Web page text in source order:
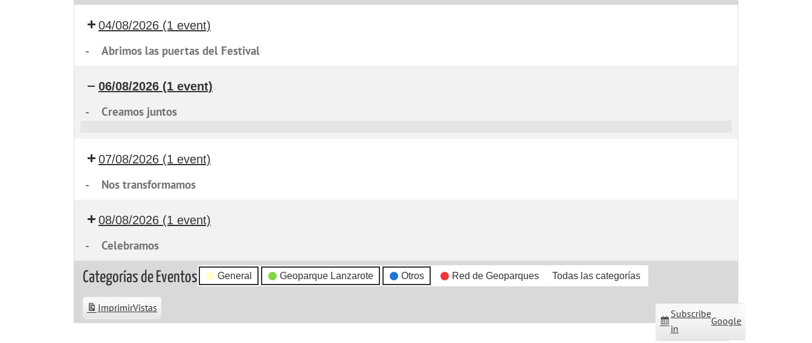
04/08/2026 (1 event)
- Abrimos las puertas del Festival
06/08/2026 (1 event)
- Creamos juntos
07/08/2026 (1 event)
- Nos transformamos
08/08/2026 (1 event)
- Celebramos
Categorías de Eventos General Geoparque Lanzarote Otros Red de Geoparques Todas las categorías
Subscribe
in
Google
ImprimirVistas